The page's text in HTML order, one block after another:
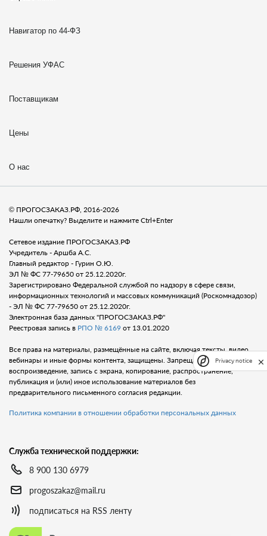
Навигатор по 44-ФЗ
Решения УФАС
Поставщикам
Цены
О нас
© ПРОГОСЗАКАЗ.РФ, 2016-2026
Нашли опечатку? Выделите и нажмите Ctrl+Enter
Сетевое издание ПРОГОСЗАКАЗ.РФ
Учредитель - Аршба А.С.
Главный редактор - Гурин О.Ю.
ЭЛ № ФС 77-79650 от 25.12.2020г.
Зарегистрировано Федеральной службой по надзору в сфере связи,
информационных технологий и массовых коммуникаций (Роскомнадозор)
- ЭЛ № ФС 77-79650 от 25.12.2020г.
Электронная база данных "ПРОГОСЗАКАЗ.РФ"
Реестровая запись в РПО № 6169 от 13.01.2020
Все права на материалы, размещённые на сайте, включая тексты, видео,
вебинары и иные формы контента, защищены. Запрещается любое
воспроизведение, запись с экрана, копирование, распространение,
публикация и (или) иное использование материалов без
предварительного письменного согласия редакции.
Политика компании в отношении обработки персональных данных
Служба технической поддержки:
8 900 130 6979
progoszakaz@mail.ru
подписаться на RSS ленту
Privacy notice